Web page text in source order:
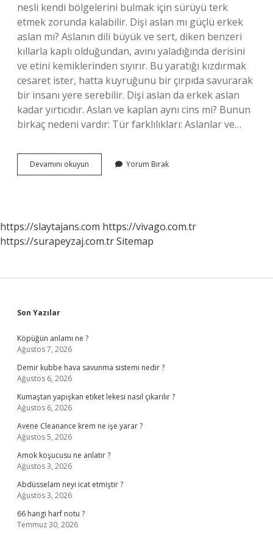
nesli kendi bölgelerini bulmak için sürüyü terk
etmek zorunda kalabilir. Dişi aslan mı güçlü erkek
aslan mı? Aslanın dili büyük ve sert, diken benzeri
kıllarla kaplı olduğundan, avını yaladığında derisini
ve etini kemiklerinden sıyırır. Bu yaratığı kızdırmak
cesaret ister, hatta kuyruğunu bir çırpıda savurarak
bir insanı yere serebilir. Dişi aslan da erkek aslan
kadar yırtıcıdır. Aslan ve kaplan aynı cins mi? Bunun
birkaç nedeni vardır: Tür farklılıkları: Aslanlar ve…
Devamını okuyun
Dişi
Yorum Bırak
https://slaytajans.com https://vivago.com.tr
https://surapeyzaj.com.trSitemap
Sidebar
Son Yazılar
Köpüğün anlamı ne ?
Ağustos 7, 2026
Demir kubbe hava savunma sistemi nedir ?
Ağustos 6, 2026
Kumaştan yapışkan etiket lekesi nasıl çıkarılır ?
Ağustos 6, 2026
Avene Cleanance krem ne işe yarar ?
Ağustos 5, 2026
Amok koşucusu ne anlatır ?
Ağustos 3, 2026
Abdüsselam neyi icat etmiştir ?
Ağustos 3, 2026
66 hangi harf notu ?
Temmuz 30, 2026